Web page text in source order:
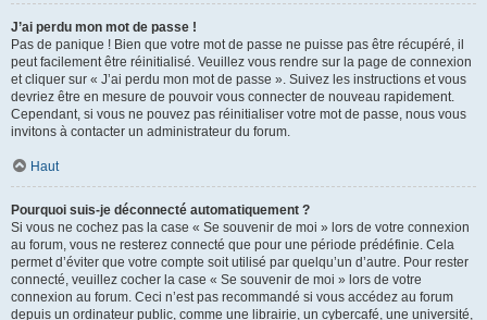
J’ai perdu mon mot de passe !
Pas de panique ! Bien que votre mot de passe ne puisse pas être récupéré, il
peut facilement être réinitialisé. Veuillez vous rendre sur la page de connexion
et cliquer sur « J’ai perdu mon mot de passe ». Suivez les instructions et vous
devriez être en mesure de pouvoir vous connecter de nouveau rapidement.
Cependant, si vous ne pouvez pas réinitialiser votre mot de passe, nous vous
invitons à contacter un administrateur du forum.
Haut
Pourquoi suis-je déconnecté automatiquement ?
Si vous ne cochez pas la case « Se souvenir de moi » lors de votre connexion
au forum, vous ne resterez connecté que pour une période prédéfinie. Cela
permet d’éviter que votre compte soit utilisé par quelqu’un d’autre. Pour rester
connecté, veuillez cocher la case « Se souvenir de moi » lors de votre
connexion au forum. Ceci n’est pas recommandé si vous accédez au forum
depuis un ordinateur public, comme une librairie, un cybercafé, une université,